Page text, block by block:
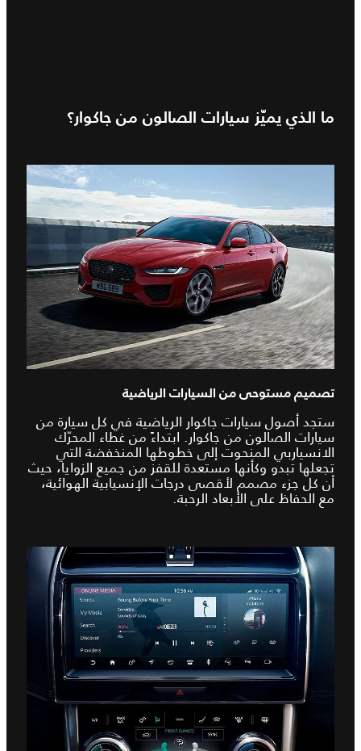
ما الذي يميّز سيارات الصالون من جاكوار؟
تصميم مستوحى من السيارات الرياضية
ستجد أصول سيارات جاكوار الرياضية في كل سيارة من
سيارات الصالون من جاكوار. ابتداءً من غطاء المحرّك
الانسياربي المنحوت إلى خطوطها المنخفضة التي
تجعلها تبدو وكأنها مستعدة للقفز من جميع الزوايا، حيث
أن كل جزء مصمم لأقصى درجات الإنسيابية الهوائية،
مع الحفاظ على الأبعاد الرحبة.